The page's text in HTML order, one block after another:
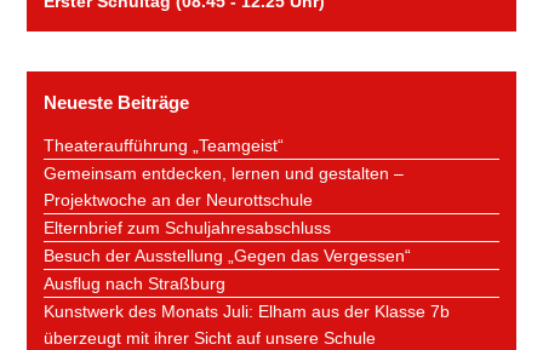
Neueste Beiträge
Theateraufführung „Teamgeist“
Gemeinsam entdecken, lernen und gestalten –
Projektwoche an der Neurottschule
Elternbrief zum Schuljahresabschluss
Besuch der Ausstellung „Gegen das Vergessen“
Ausflug nach Straßburg
Kunstwerk des Monats Juli: Elham aus der Klasse 7b
überzeugt mit ihrer Sicht auf unsere Schule